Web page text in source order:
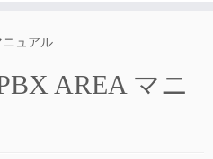
ニュアル
AREA マニ